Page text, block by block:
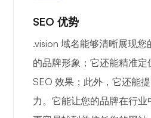
SEO 优势
.vision 域名能够清晰展现
的品牌形象；它还能精准
SEO 效果；此外，它还能
力。它能让您的品牌在行